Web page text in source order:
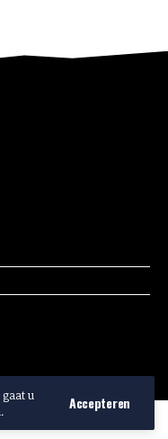
u
Accepteren